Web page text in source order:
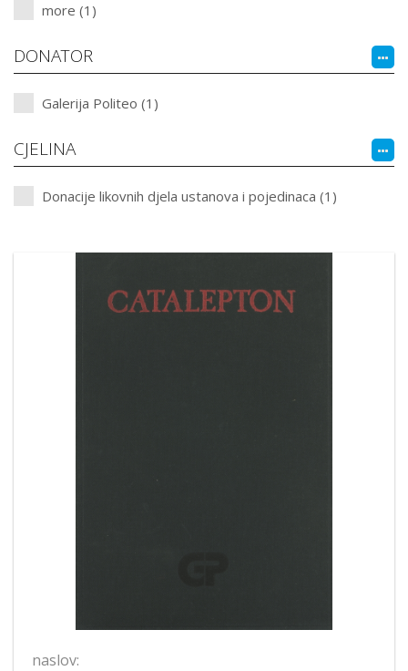
more (1)
DONATOR
Galerija Politeo (1)
CJELINA
Donacije likovnih djela ustanova i pojedinaca (1)
naslov: